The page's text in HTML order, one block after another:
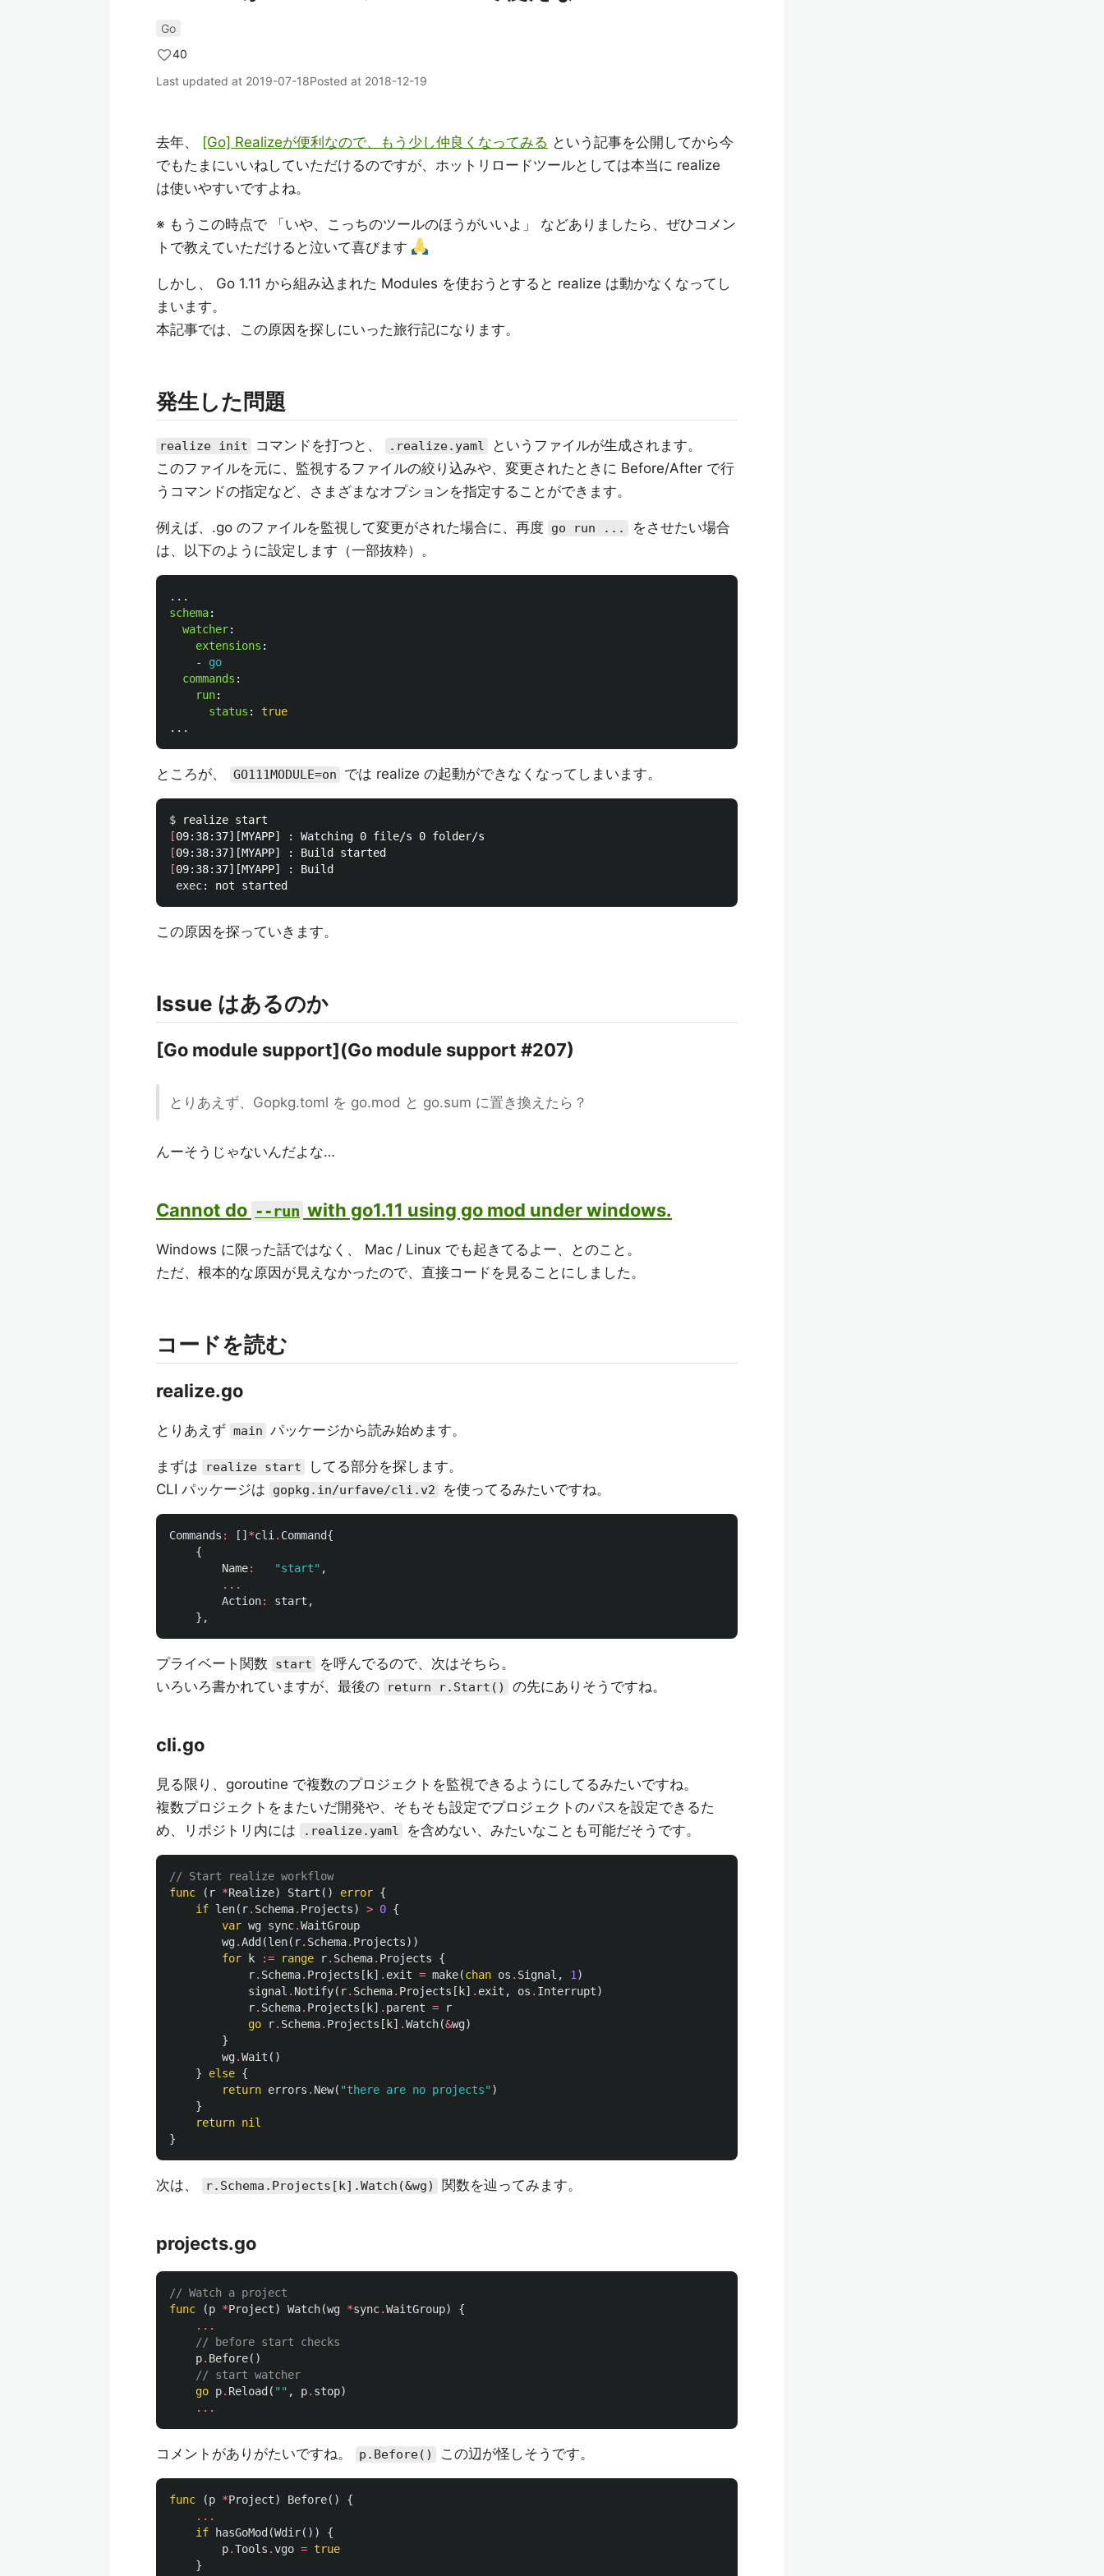
Go
40
Last updated at 2019-07-18Posted at 2018-12-19
去年、 [Go] Realizeが便利なので、もう少し仲良くなってみる という記事を公開してから今
でもたまにいいねしていただけるのですが、ホットリロードツールとしては本当に realize
は使いやすいですよね。
※ もうこの時点で 「いや、こっちのツールのほうがいいよ」 などありましたら、ぜひコメン
トで教えていただけると泣いて喜びます
しかし、 Go 1.11 から組み込まれた Modules を使おうとすると realize は動かなくなってし
まいます。
本記事では、この原因を探しにいった旅行記になります。
発生した問題
realize init コマンドを打つと、 .realize.yaml
というファイルが生成されます。
このファイルを元に、監視するファイルの絞り込みや、変更されたときに Before/After で行
うコマンドの指定など、さまざまなオプションを指定することができます。
例えば、.go のファイルを監視して変更がされた場合に、再度 go run ...
をさせたい場合
は、以下のように設定します（一部抜粋）。
...
schema:
watcher:
extensions :
-
go
commands :
run:
status :
true
...
ところが、 GO111MODULE=on では realize の起動ができなくなってしまいます。
$
[
[
[09:38:37][MYAPP] : Build
exec
この原因を探っていきます。
Issue はあるのか
[Go module support](Go module support #207)
とりあえず、Gopkg.toml を go.mod と go.sum に置き換えたら？
んーそうじゃないんだよな…
Cannot do --run with go1.11 using go mod under windows.
Windows に限った話ではなく、 Mac / Linux でも起きてるよー、とのこと。
ただ、根本的な原因が見えなかったので、直接コードを見ることにしました。
コードを読む
realize.go
とりあえず main パッケージから読み始めます。
まずは realize start
してる部分を探します。
CLI パッケージは
gopkg.in/urfave/cli.v2 を使ってるみたいですね。
Commands : [] *cli . Command{
{
Name: "start" ,
...
Action: start ,
},
プライベート関数 start
を呼んでるので、次はそちら。
いろいろ書かれていますが、最後の
return r.Start() の先にありそうですね。
cli.go
見る限り、goroutine で複数のプロジェクトを監視できるようにしてるみたいですね。
複数プロジェクトをまたいだ開発や、そもそも設定でプロジェクトのパスを設定できるた
め、リポジトリ内には
.realize.yaml を含めない、みたいなことも可能だそうです。
// Start realize workflow
func
( r *Realize) Start () error {
if len( r. Schema. Projects) > 0 {
var wg sync.WaitGroup
wg.Add (len( r. Schema. Projects))
for
k := range r. Schema. Projects
{
r. Schema. Projects [ k] . exit = make(chan os . Signal , 1 )
signal . Notify( r. Schema. Projects [ k] . exit , os . Interrupt)
r. Schema. Projects [ k] . parent =
r
go
r. Schema. Projects [ k] .Watch(&wg)
}
wg.Wait ()
}
else {
return errors . New( "there are no projects" )
}
return nil
}
次は、 r.Schema.Projects[k].Watch(&wg) 関数を辿ってみます。
projects.go
// Watch a project
func
(p *Project) Watch(wg *sync.WaitGroup)
{
...
// before start checks
p. Before()
// start watcher
go p. Reload ( "" , p. stop)
...
コメントがありがたいですね。 p.Before() この辺が怪しそうです。
func (p *Project) Before()
{
...
if
hasGoMod (Wdir())
{
p.Tools .vgo = true
}